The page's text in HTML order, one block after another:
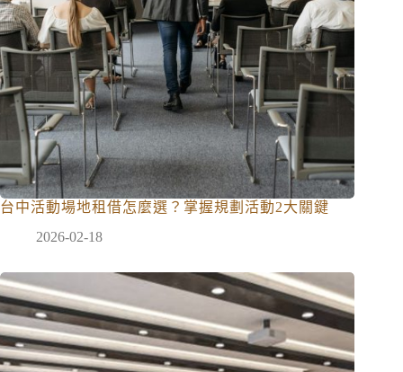
台中活動場地租借怎麼選？掌握規劃活動2大關鍵
2026-02-18